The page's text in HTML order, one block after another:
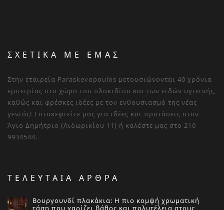
ΣΧΕΤΙΚΑ ΜΕ ΕΜΑΣ
Στην εταιρεία Paraskevopoulos μετουσιώνονται 40 χρόνια
εμπειρίας στο χώρο του πλακιδίου και των ειδών υγιεινής,
καθώς και φρέσκες ιδέες με τον ενθουσιασμό της νέας
γενιάς! Επισκεφτείτε μας για ιδέες και προτάσεις στον
Άγιο Δημήτριο (Λιδωρικίου 11) ή καλέστε μας στο 210-
9934544.
ΤΕΛΕΥΤΑΙΑ ΑΡΘΡΑ
Βουργουνδί πλακάκια: Η πιο κομψή χρωματική
τάση που χαρίζει βάθος και πολυτέλεια στους